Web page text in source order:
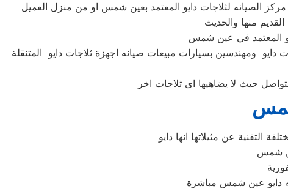
ومهندسين بسيارات مبيعات صيانه اجهزة ثلاجات دايو المتنقلة